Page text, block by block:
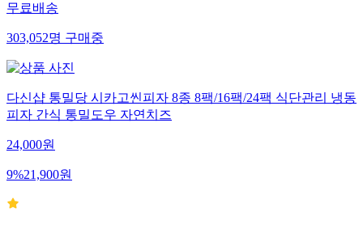
무료배송
303,052명 구매중
다신샵 통밀당 시카고씬피자 8종 8팩/16팩/24팩 식단관리 냉동
피자 간식 통밀도우 자연치즈
24,000원
9%21,900원